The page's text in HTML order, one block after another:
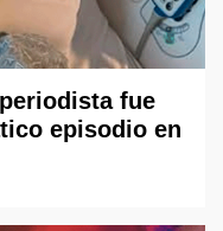
fue
episodio en